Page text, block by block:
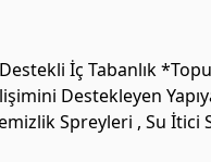
İç Tabanlık
Destekleyen
Spreyleri , Su İtici